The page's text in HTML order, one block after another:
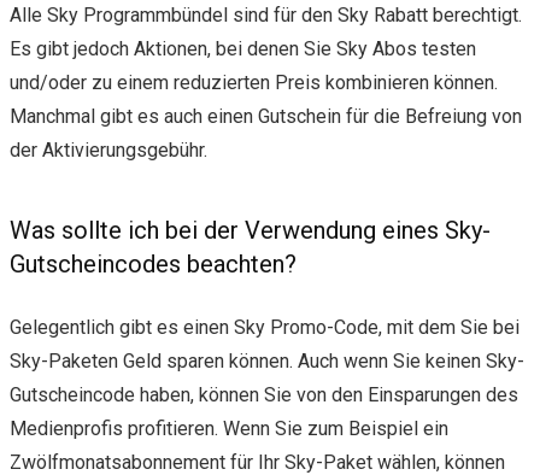
Alle Sky Programmbündel sind für den Sky Rabatt berechtigt.
Es gibt jedoch Aktionen, bei denen Sie Sky Abos testen
und/oder zu einem reduzierten Preis kombinieren können.
Manchmal gibt es auch einen Gutschein für die Befreiung von
der Aktivierungsgebühr.
Was sollte ich bei der Verwendung eines Sky-
Gutscheincodes beachten?
Gelegentlich gibt es einen Sky Promo-Code, mit dem Sie bei
Sky-Paketen Geld sparen können. Auch wenn Sie keinen Sky-
Gutscheincode haben, können Sie von den Einsparungen des
Medienprofis profitieren. Wenn Sie zum Beispiel ein
Zwölfmonatsabonnement für Ihr Sky-Paket wählen, können